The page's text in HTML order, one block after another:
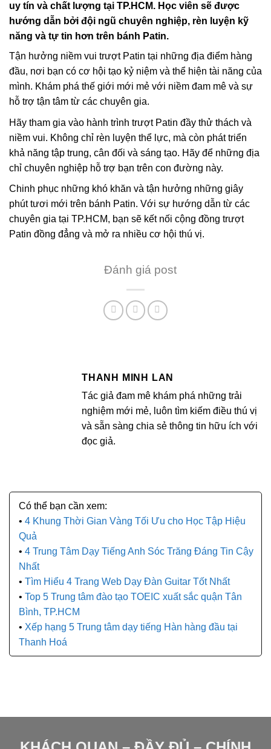
uy tín và chất lượng tại TP.HCM. Học viên sẽ được
hướng dẫn bởi đội ngũ chuyên nghiệp, rèn luyện kỹ
năng và tự tin hơn trên bánh Patin.
Tận hưởng niềm vui trượt Patin tại những địa điểm hàng
đầu, nơi bạn có cơ hội tạo kỷ niệm và thể hiện tài năng của
mình. Khám phá thế giới mới mẻ với niềm đam mê và sự
hỗ trợ tận tâm từ các chuyên gia.
Hãy tham gia vào hành trình trượt Patin đầy thử thách và
niềm vui. Không chỉ rèn luyện thể lực, mà còn phát triển
khả năng tập trung, cân đối và sáng tạo. Hãy để những địa
chỉ chuyên nghiệp hỗ trợ bạn trên con đường này.
Chinh phục những khó khăn và tận hưởng những giây
phút tươi mới trên bánh Patin. Với sự hướng dẫn từ các
chuyên gia tại TP.HCM, bạn sẽ kết nối cộng đồng trượt
Patin đồng đẳng và mở ra nhiều cơ hội thú vị.
Đánh giá post
THANH MINH LAN
Tác giả đam mê khám phá những trải
nghiệm mới mẻ, luôn tìm kiếm điều thú vị
và sẵn sàng chia sẻ thông tin hữu ích với
đọc giả.
4 Khung Thời Gian Vàng Tối Ưu cho Học Tập Hiệu
Quả
4 Trung Tâm Dạy Tiếng Anh Sóc Trăng Đáng Tin Cậy
Nhất
Tìm Hiểu 4 Trang Web Dạy Đàn Guitar Tốt Nhất
Top 5 Trung tâm đào tạo TOEIC xuất sắc quận Tân
Bình, TP.HCM
Xếp hạng 5 Trung tâm dạy tiếng Hàn hàng đầu tại
Thanh Hoá